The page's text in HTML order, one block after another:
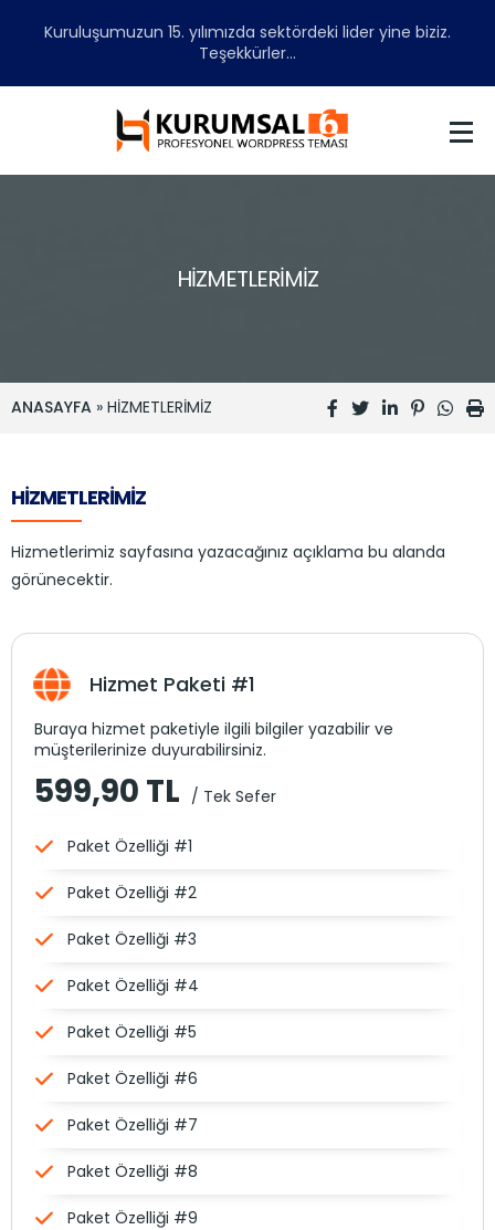
Kuruluşumuzun 15. yılımızda sektördeki lider yine biziz.
Teşekkürler...
HİZMETLERİMİZ
ANASAYFA » HİZMETLERİMİZ
HİZMETLERİMİZ
Hizmetlerimiz sayfasına yazacağınız açıklama bu alanda
görünecektir.
Hizmet Paketi #1
Buraya hizmet paketiyle ilgili bilgiler yazabilir ve
müşterilerinize duyurabilirsiniz.
599,90 TL / Tek Sefer
Paket Özelliği #1
Paket Özelliği #2
Paket Özelliği #3
Paket Özelliği #4
Paket Özelliği #5
Paket Özelliği #6
Paket Özelliği #7
Paket Özelliği #8
Paket Özelliği #9